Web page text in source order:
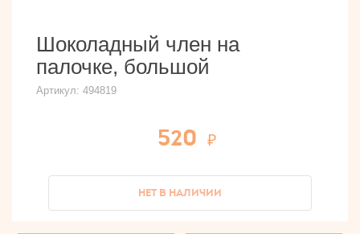
Шоколадный член на
палочке, большой
Артикул: 494819
520
НЕТ В НАЛИЧИИ